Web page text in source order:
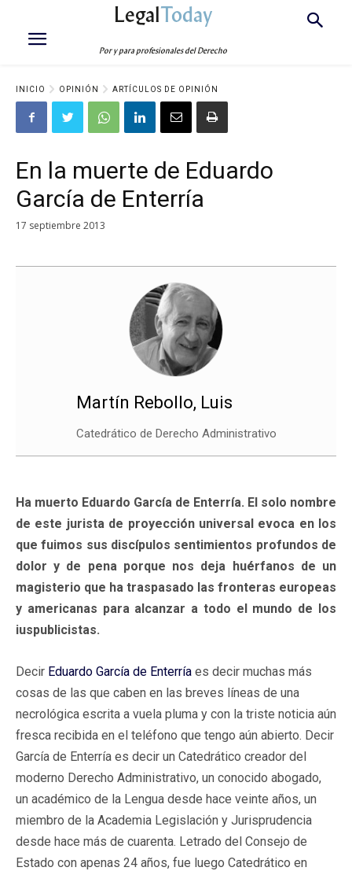
LegalToday
Por y para profesionales del Derecho
INICIO OPINIÓN ARTÍCULOS DE OPINIÓN
En la muerte de Eduardo
García de Enterría
17 septiembre 2013
Martín Rebollo, Luis
Catedrático de Derecho Administrativo
Ha muerto Eduardo García de Enterría. El solo nombre
de este jurista de proyección universal evoca en los
que fuimos sus discípulos sentimientos profundos de
dolor y de pena porque nos deja huérfanos de un
magisterio que ha traspasado las fronteras europeas
y americanas para alcanzar a todo el mundo de los
iuspublicistas.
Decir Eduardo García de Enterría es decir muchas más
cosas de las que caben en las breves líneas de una
necrológica escrita a vuela pluma y con la triste noticia aún
fresca recibida en el teléfono que tengo aún abierto. Decir
García de Enterría es decir un Catedrático creador del
moderno Derecho Administrativo, un conocido abogado,
un académico de la Lengua desde hace veinte años, un
miembro de la Academia Legislación y Jurisprudencia
desde hace más de cuarenta. Letrado del Consejo de
Estado con apenas 24 años, fue luego Catedrático en